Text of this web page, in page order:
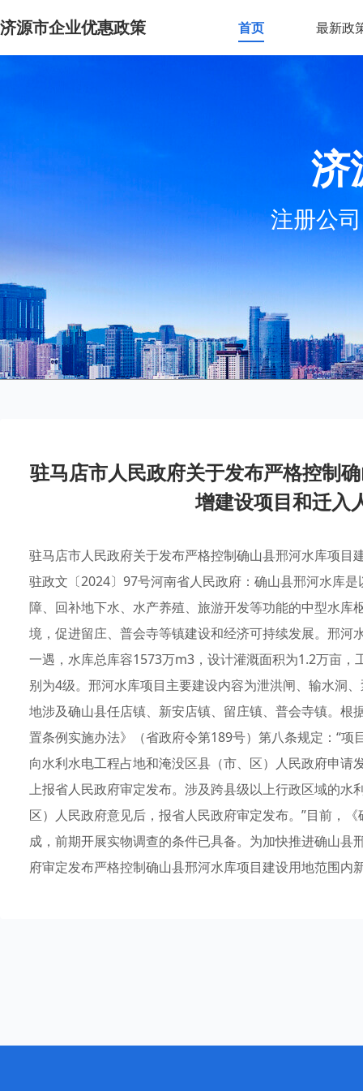
济源市企业优惠政策 首页 最新政
济
注册公
驻马店市人民政府关于发布严格控制
增建设项目和迁入
驻马店市人民政府关于发布严格控制确山县邢河水库项
驻政文〔2024〕97号河南省人民政府：确山县邢河水库
障、回补地下水、水产养殖、旅游开发等功能的中型水
境，促进留庄、普会寺等镇建设和经济可持续发展。邢
一遇，水库总库容1573万m3，设计灌溉面积为1.2万亩
别为4级。邢河水库项目主要建设内容为泄洪闸、输水洞
地涉及确山县任店镇、新安店镇、留庄镇、普会寺镇。
置条例实施办法》（省政府令第189号）第八条规定：“
向水利水电工程占地和淹没区县（市、区）人民政府申
上报省人民政府审定发布。涉及跨县级以上行政区域的
区）人民政府意见后，报省人民政府审定发布。”目前，
成，前期开展实物调查的条件已具备。为加快推进确山
府审定发布严格控制确山县邢河水库项目建设用地范围